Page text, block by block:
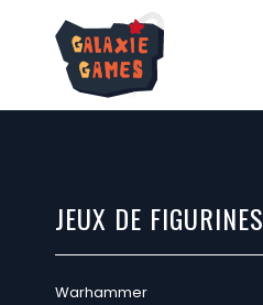
JEUX DE FIGURINES
Warhammer